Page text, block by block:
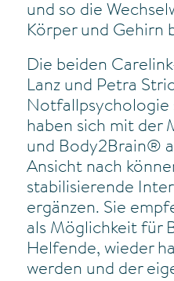
und so die
Körper und Gehirn
Die beiden
Lanz und Petra
Notfallpsychologie
haben sich mit der
und Body2Brain®
Ansicht nach
stabilisierende
ergänzen. Sie
als Möglichkeit für
Helfende, wieder
werden und der